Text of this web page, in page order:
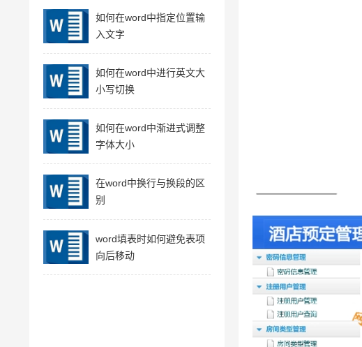
如何在word中指定位置输
入文字
如何在word中进行英文大
小写切换
如何在word中渐进式调整
字体大小
在word中换行与换段的区
别
word填表时如何避免表项
向后移动